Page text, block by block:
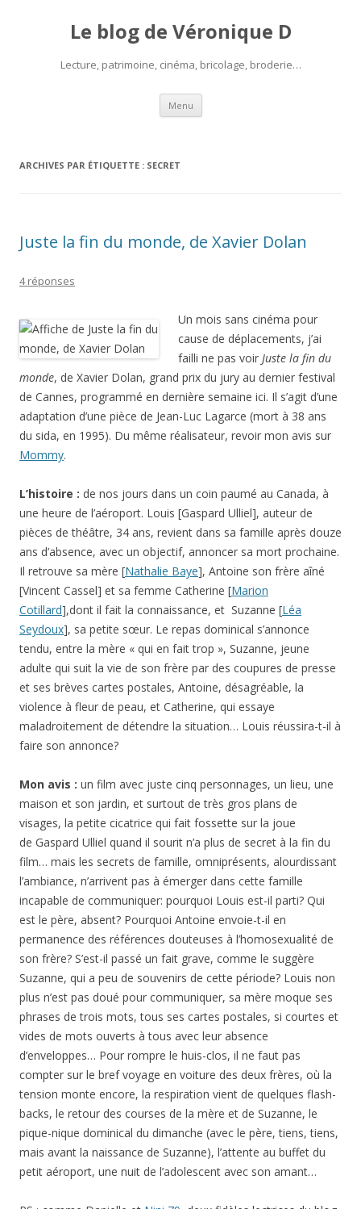
Le blog de Véronique D
Lecture, patrimoine, cinéma, bricolage, broderie…
Menu Aller
contenu
ARCHIVES PAR ÉTIQUETTE : SECRET
Juste la fin du monde, de Xavier Dolan
4 réponses
Un mois sans cinéma pour
cause de déplacements, j’ai
failli ne pas voir Juste la fin du
monde, de Xavier Dolan, grand prix du jury au dernier festival
de Cannes, programmé en dernière semaine ici. Il s’agit d’une
adaptation d’une pièce de Jean-Luc Lagarce (mort à 38 ans
du sida, en 1995). Du même réalisateur, revoir mon avis sur
Mommy.
L’histoire : de nos jours dans un coin paumé au Canada, à
une heure de l’aéroport. Louis [Gaspard Ulliel], auteur de
pièces de théâtre, 34 ans, revient dans sa famille après douze
ans d’absence, avec un objectif, annoncer sa mort prochaine.
Il retrouve sa mère [Nathalie Baye], Antoine son frère aîné
[Vincent Cassel] et sa femme Catherine [Marion
Cotillard],dont il fait la connaissance, et Suzanne [Léa
Seydoux], sa petite sœur. Le repas dominical s’annonce
tendu, entre la mère « qui en fait trop », Suzanne, jeune
adulte qui suit la vie de son frère par des coupures de presse
et ses brèves cartes postales, Antoine, désagréable, la
violence à fleur de peau, et Catherine, qui essaye
maladroitement de détendre la situation… Louis réussira-t-il à
faire son annonce?
Mon avis : un film avec juste cinq personnages, un lieu, une
maison et son jardin, et surtout de très gros plans de
visages, la petite cicatrice qui fait fossette sur la joue
de Gaspard Ulliel quand il sourit n’a plus de secret à la fin du
film… mais les secrets de famille, omniprésents, alourdissant
l’ambiance, n’arrivent pas à émerger dans cette famille
incapable de communiquer: pourquoi Louis est-il parti? Qui
est le père, absent? Pourquoi Antoine envoie-t-il en
permanence des références douteuses à l’homosexualité de
son frère? S’est-il passé un fait grave, comme le suggère
Suzanne, qui a peu de souvenirs de cette période? Louis non
plus n’est pas doué pour communiquer, sa mère moque ses
phrases de trois mots, tous ses cartes postales, si courtes et
vides de mots ouverts à tous avec leur absence
d’enveloppes… Pour rompre le huis-clos, il ne faut pas
compter sur le bref voyage en voiture des deux frères, où la
tension monte encore, la respiration vient de quelques flash-
backs, le retour des courses de la mère et de Suzanne, le
pique-nique dominical du dimanche (avec le père, tiens, tiens,
mais avant la naissance de Suzanne), l’attente au buffet du
petit aéroport, une nuit de l’adolescent avec son amant…